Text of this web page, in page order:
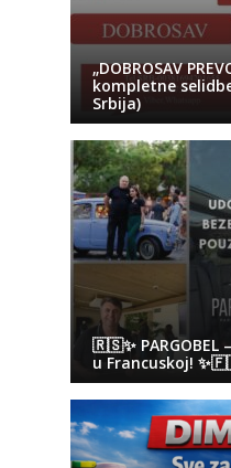
„DOBROSAV
kompletne
Srbija)
🇷🇸✨ PARGOBEL
u Francuskoj!